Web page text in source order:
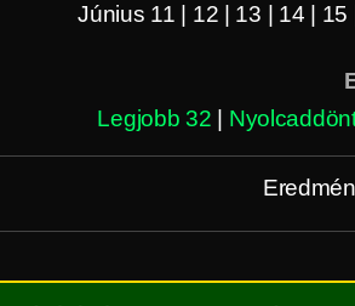
Június 11 12 13 14 15
Legjobb 32